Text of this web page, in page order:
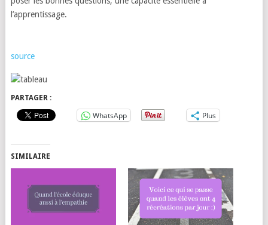
l’apprentissage.
source
PARTAGER :
WhatsApp Plus
SIMILAIRE